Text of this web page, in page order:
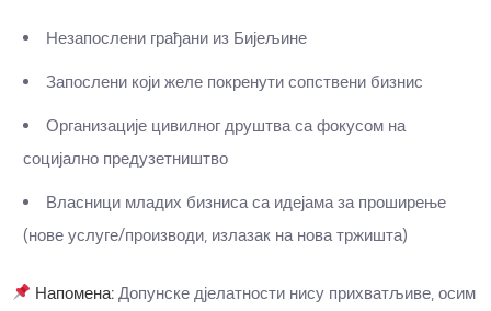
Незапослени грађани из Бијељине
Запослени који желе покренути сопствени бизнис
Организације цивилног друштва са фокусом на
социјално предузетништво
Власници младих бизниса са идејама за проширење
(нове услуге/производи, излазак на нова тржишта)
Напомена: Допунске дјелатности нису прихватљиве, осим